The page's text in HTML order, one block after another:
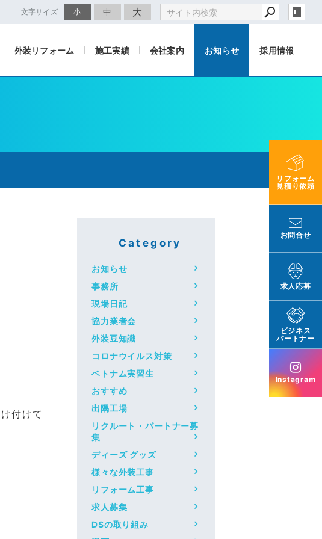
文字サイズ 小 中 大
外装リフォーム 施工実績 会社案内 お知らせ 採用情報
リフォーム
見積り依頼
お問合せ
求人応募
ビジネス
パートナー
Instagram
付けて
Category
お知らせ
事務所
現場日記
協力業者会
外装豆知識
コロナウイルス対策
ベトナム実習生
おすすめ
出隅工場
リクルート・パートナー募
集
ディーズ グッズ
様々な外装工事
リフォーム工事
求人募集
DSの取り組み